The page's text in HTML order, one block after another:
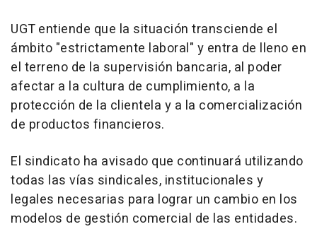
UGT entiende que la situación transciende el
ámbito "estrictamente laboral" y entra de lleno en
el terreno de la supervisión bancaria, al poder
afectar a la cultura de cumplimiento, a la
protección de la clientela y a la comercialización
de productos financieros.
El sindicato ha avisado que continuará utilizando
todas las vías sindicales, institucionales y
legales necesarias para lograr un cambio en los
modelos de gestión comercial de las entidades.